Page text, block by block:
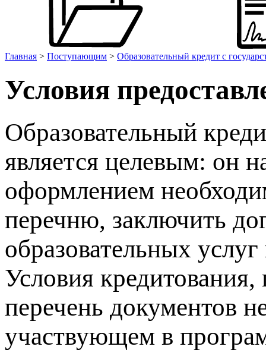
Главная > Поступающим > Образовательный кредит с
Условия
Образовательный
является целевым: он
оформлением
перечню, заключить
образовательных
Условия
перечень документов
участвующем в